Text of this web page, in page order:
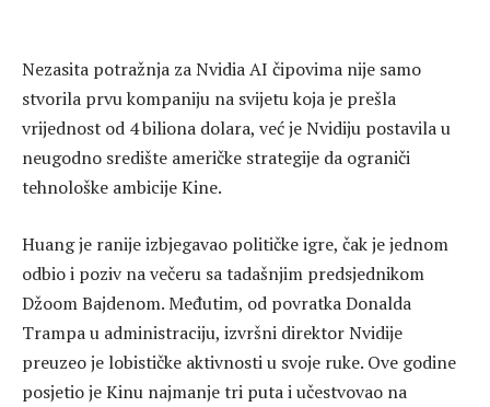
Nezasita potražnja za Nvidia AI čipovima nije samo
stvorila prvu kompaniju na svijetu koja je prešla
vrijednost od 4 biliona dolara, već je Nvidiju postavila u
neugodno središte američke strategije da ograniči
tehnološke ambicije Kine.
Huang je ranije izbjegavao političke igre, čak je jednom
odbio i poziv na večeru sa tadašnjim predsjednikom
Džoom Bajdenom. Međutim, od povratka Donalda
Trampa u administraciju, izvršni direktor Nvidije
preuzeo je lobističke aktivnosti u svoje ruke. Ove godine
posjetio je Kinu najmanje tri puta i učestvovao na